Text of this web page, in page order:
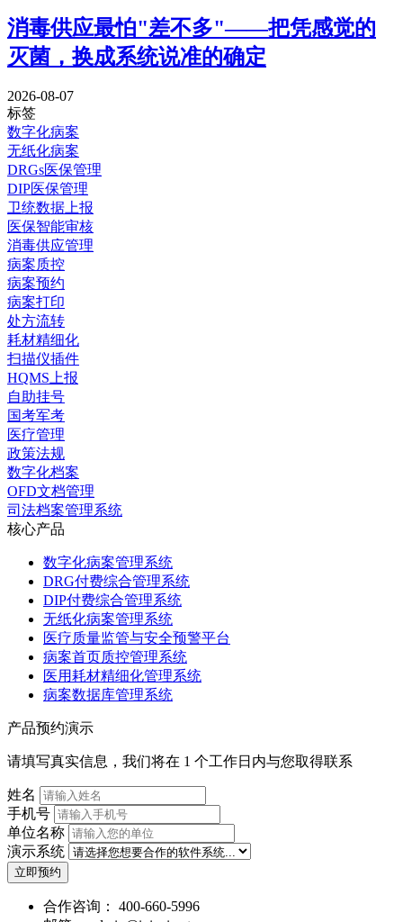
消毒供应最怕"差不多"——把凭感觉的
灭菌，换成系统说准的确定
2026-08-07
标签
数字化病案
无纸化病案
DRGs医保管理
DIP医保管理
卫统数据上报
医保智能审核
消毒供应管理
病案质控
病案预约
病案打印
处方流转
耗材精细化
扫描仪插件
HQMS上报
自助挂号
国考军考
医疗管理
政策法规
数字化档案
OFD文档管理
司法档案管理系统
核心产品
数字化病案管理系统
DRG付费综合管理系统
DIP付费综合管理系统
无纸化病案管理系统
医疗质量监管与安全预警平台
病案首页质控管理系统
医用耗材精细化管理系统
病案数据库管理系统
产品预约演示
请填写真实信息，我们将在 1 个工作日内与您取得联系
姓名
手机号
单位名称
演示系统
立即预约
合作咨询： 400-660-5996